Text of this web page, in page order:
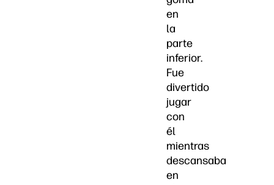
en
la
parte
inferior.
Fue
divertido
jugar
con
él
mientras
descansaba
en